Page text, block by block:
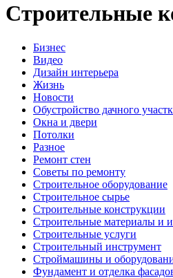
Строительные
Бизнес
Видео
Дизайн интерьера
Жизнь
Новости
Обустройство дачного
Окна и двери
Потолки
Разное
Ремонт стен
Советы по ремонту
Строительное оборудование
Строительное сырье
Строительные конструкции
Строительные материалы и
Строительные услуги
Строительный инструмент
Строймашины и
Фундамент и отделка